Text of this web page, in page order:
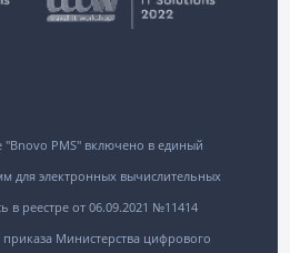
PMS" включено в единый
для электронных вычислительных
в реестре от 06.09.2021 №11414
Министерства цифрового